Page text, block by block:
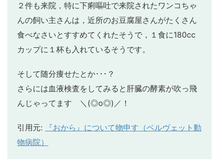
２件も来院，特に下痢嘔吐で来院されたワンコちゃ
んの飼い主さんは，近所のお豆腐屋さんがたくさん
食べなさいとすすめてくれたそうで，１食に180cc
カップに１杯も入れているそうです。
そして随分痩せたとか･･･？
さらには血液検査をしてみると肝臓の酵素が吹っ飛
んじゃってます ＼(◎o◎)／！
引用元:
『おから』について物申す（ベルヴェット動
物病院）